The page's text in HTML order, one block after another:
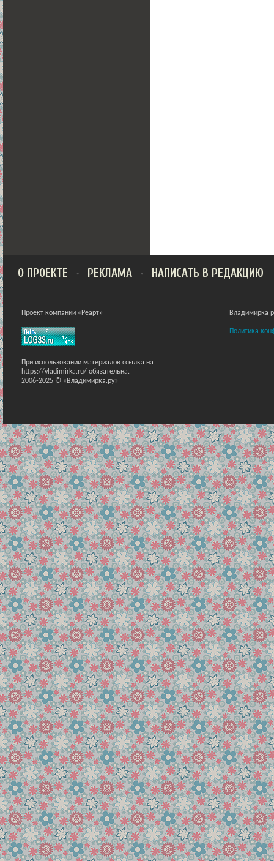
О ПРОЕКТЕ РЕКЛАМА НАПИСАТЬ В РЕДАКЦИЮ
Проект компании «Реарт»
При использовании материалов ссылка на
https://vladimirka.ru/ обязательна.
2006-2025 © «Владимирка.ру»
Владимирка
Политика